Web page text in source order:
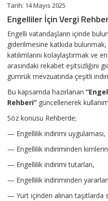
Tarih: 14 Mayıs 2025
Engelliler İçin Vergi
Engelli vatandaşların içinde
giderilmesine katkıda
katılımlarını kolaylaştırmak ve
arasındaki rekabet eşitsizliğini
gümrük mevzuatında çeşitli
Bu kapsamda hazırlanan
Rehberi” güncellenerek
Söz konusu Rehberde;
— Engellilik indirimi uygulaması,
— Engellilik indiriminden
— Engellilik indirimi tutarları,
— Engellilik indiriminden
— Yurt içinden alınan